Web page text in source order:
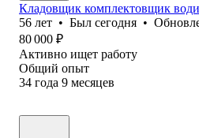
Кладовщик комплектовщик
56 лет • Был сегодня •
80 000 ₽
Активно ищет работу
Общий опыт
34 года 9 месяцев